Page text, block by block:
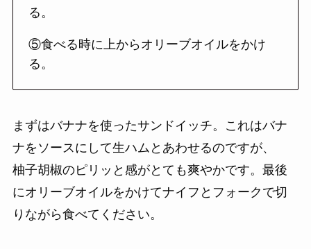
る。
⑤食べる時に上からオリーブオイルをかけ
る。
まずはバナナを使ったサンドイッチ。これはバナ
ナをソースにして生ハムとあわせるのですが、
柚子胡椒のピリッと感がとても爽やかです。最後
にオリーブオイルをかけてナイフとフォークで切
りながら食べてください。